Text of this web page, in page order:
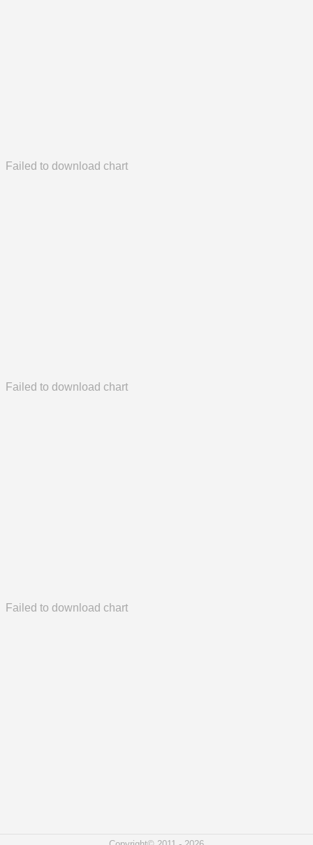
Failed to download chart
Failed to download chart
Failed to download chart